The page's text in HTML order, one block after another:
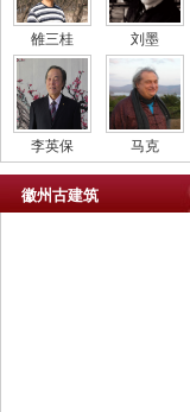
雒三桂 刘墨
李英保 马克
徽州古建筑